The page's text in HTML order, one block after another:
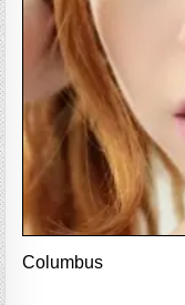
Columbus